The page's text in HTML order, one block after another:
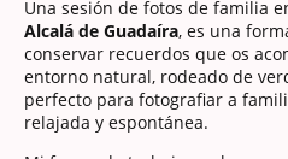
Una sesión de fotos de familia
Alcalá de Guadaíra, es una
conservar recuerdos que os
entorno natural, rodeado de
perfecto para fotografiar a
relajada y espontánea.